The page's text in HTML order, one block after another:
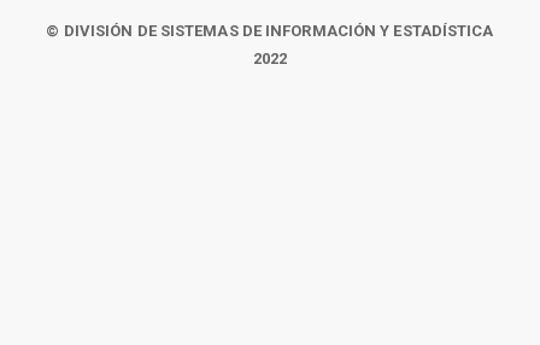
© DIVISIÓN DE SISTEMAS DE INFORMACIÓN Y ESTADÍSTICA
2022